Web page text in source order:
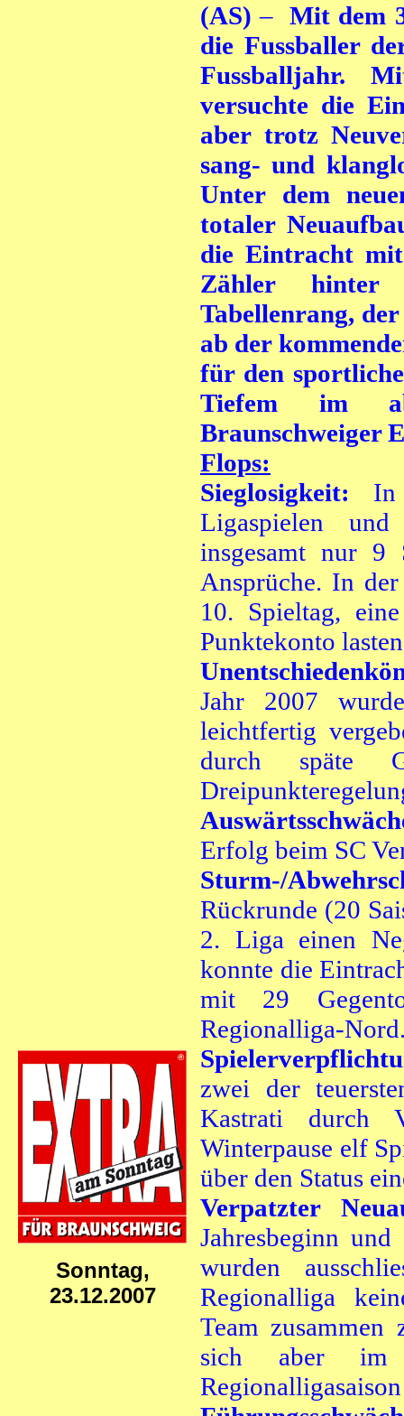
Sonntag,
23.12.2007
(AS) – Mit dem
die Fussballer
Fussballjahr.
versuchte die
aber trotz
sang- und
Unter dem
totaler
die Eintracht
Zähler hinter
Tabellenrang,
ab der
für den
Tiefem im
Braunschweiger
Flops:
Sieglosigkeit: In
Ligaspielen
insgesamt nur 9
Ansprüche. In
10. Spieltag,
Punktekonto
Jahr 2007
leichtfertig
durch späte
Erfolg beim SC
Sturm-/
Rückrunde (20
2. Liga einen
konnte die
mit 29
Regionalliga-
zwei der
Kastrati durch
Winterpause elf
über den Status
Verpatzter
Jahresbeginn
wurden
Regionalliga
Team zusammen
sich aber im